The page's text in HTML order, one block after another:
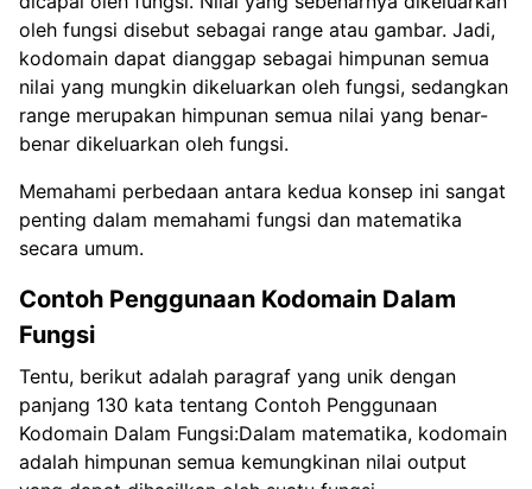
oleh fungsi disebut sebagai range atau gambar. Jadi,
kodomain dapat dianggap sebagai himpunan semua
nilai yang mungkin dikeluarkan oleh fungsi, sedangkan
range merupakan himpunan semua nilai yang benar-
benar dikeluarkan oleh fungsi.
Memahami perbedaan antara kedua konsep ini sangat
penting dalam memahami fungsi dan matematika
secara umum.
Contoh Penggunaan Kodomain Dalam
Fungsi
Tentu, berikut adalah paragraf yang unik dengan
panjang 130 kata tentang Contoh Penggunaan
Kodomain Dalam Fungsi:Dalam matematika, kodomain
adalah himpunan semua kemungkinan nilai output